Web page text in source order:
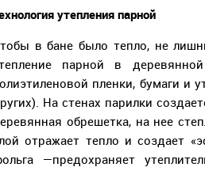
утепления парной
в бане было тепло, не
парной в
пленки, бумаги и
На стенах парилки
обрешетка, на нее
отражает тепло и создает
—предохраняет